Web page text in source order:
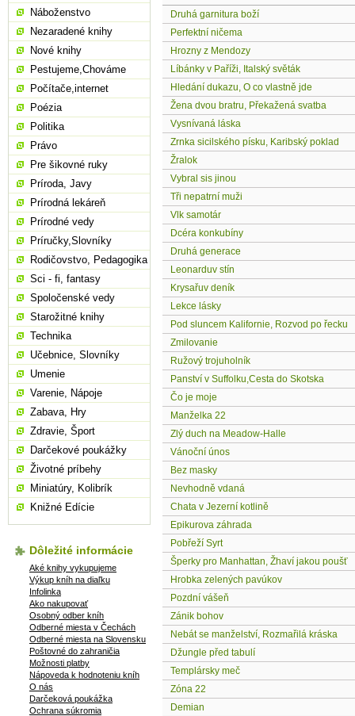
Druhá garnitura boží
Perfektní ničema
Hrozny z Mendozy
Líbánky v Paříži, Italský světák
Hledání dukazu, O co vlastně jde
Žena dvou bratru, Překažená svatba
Vysnívaná láska
Zrnka sicilského písku, Karibský poklad
Žralok
Vybral sis jinou
Tři nepatrní muži
Vlk samotár
Dcéra konkubíny
Druhá generace
Leonarduv stín
Krysařuv deník
Lekce lásky
Pod sluncem Kalifornie, Rozvod po řecku
Zmilovanie
Ružový trojuholník
Panství v Suffolku,Cesta do Skotska
Čo je moje
Manželka 22
Zlý duch na Meadow-Halle
Vánoční únos
Bez masky
Nevhodně vdaná
Chata v Jezerní kotlině
Epikurova záhrada
Pobřeží Syrt
Šperky pro Manhattan, Žhaví jakou poušť
Hrobka zelených pavúkov
Pozdní vášeň
Zánik bohov
Nebát se manželství, Rozmařilá kráska
Džungle před tabulí
Templársky meč
Zóna 22
Demian
Náboženstvo
Nezaradené knihy
Nové knihy
Pestujeme,Chováme
Počítače,internet
Poézia
Politika
Právo
Pre šikovné ruky
Príroda, Javy
Prírodná lekáreň
Prírodné vedy
Príručky,Slovníky
Rodičovstvo, Pedagogika
Sci - fi, fantasy
Spoločenské vedy
Starožitné knihy
Technika
Učebnice, Slovníky
Umenie
Varenie, Nápoje
Zabava, Hry
Zdravie, Šport
Darčekové poukážky
Životné príbehy
Miniatúry, Kolibrík
Knižné Edície
Dôležité informácie
Aké knihy vykupujeme
Výkup kníh na diaľku
Infolinka
Ako nakupovať
Osobný odber kníh
Odberné miesta v Čechách
Odberné miesta na Slovensku
Poštovné do zahraničia
Možnosti platby
Nápoveda k hodnoteniu kníh
O nás
Darčeková poukážka
Ochrana súkromia